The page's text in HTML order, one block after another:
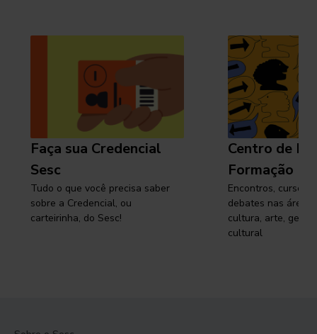
Faça sua Credencial
Sesc
Tudo o que você precisa saber
sobre a Credencial, ou
carteirinha, do Sesc!
Centro de
Formação
Encontros, cursos,
debates nas áreas
cultura, arte,
cultural